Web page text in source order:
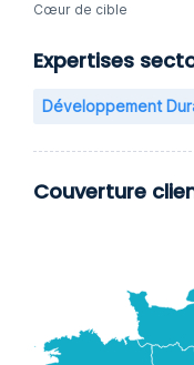
Cœur de cible
Expertises
Développement
Couverture